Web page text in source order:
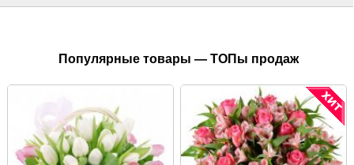
Популярные товары — ТОПы продаж